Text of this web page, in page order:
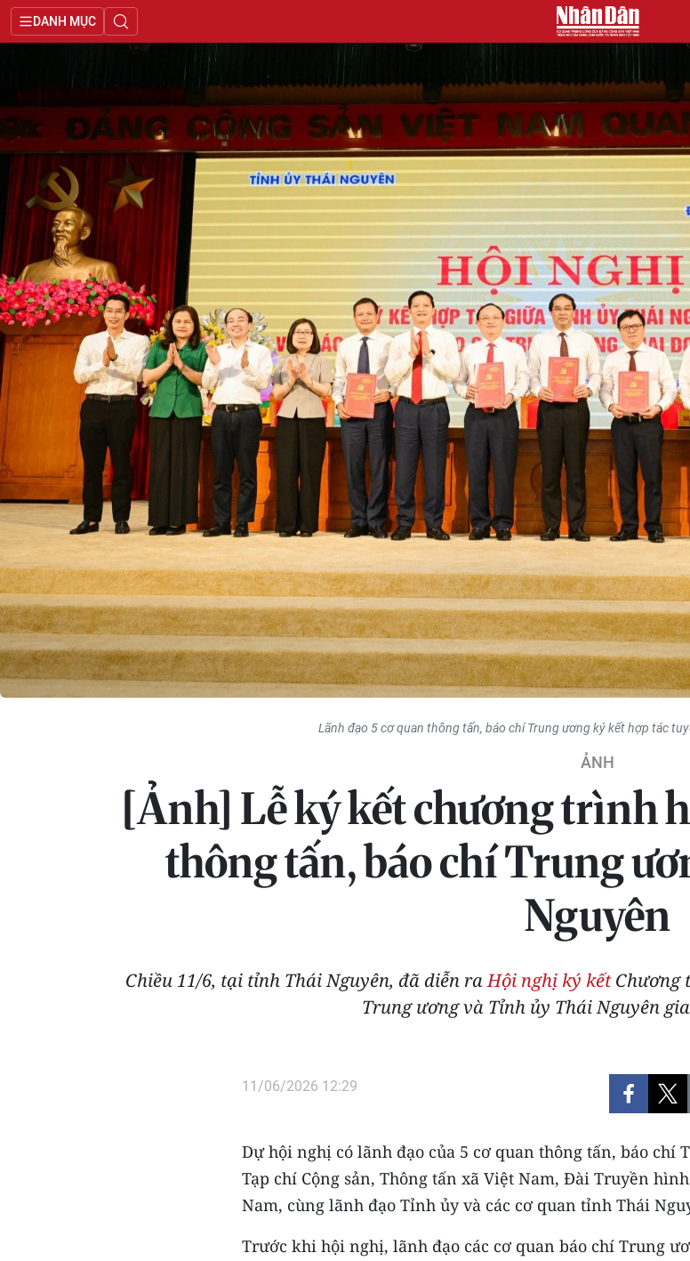
DANH MỤC
Lãnh đạo 5 cơ quan thông tấn, báo chí Trung ương ký kết hợp tác
ẢNH
[Ảnh] Lễ ký kết chương trình
thông tấn, báo chí Trung
Nguyên
Chiều 11/6, tại tỉnh Thái Nguyên, đã diễn raHội nghị ký kếtChương
Trung ương và Tỉnh ủy Thái Nguyên
11/06/2026 12:29
Dự hội nghị có lãnh đạo của 5 cơ quan thông tấn, báo chí
Tạp chí Cộng sản, Thông tấn xã Việt Nam, Đài Truyền
Nam, cùng lãnh đạo Tỉnh ủy và các cơ quan tỉnh Thái
Trước khi hội nghị, lãnh đạo các cơ quan báo chí Trung